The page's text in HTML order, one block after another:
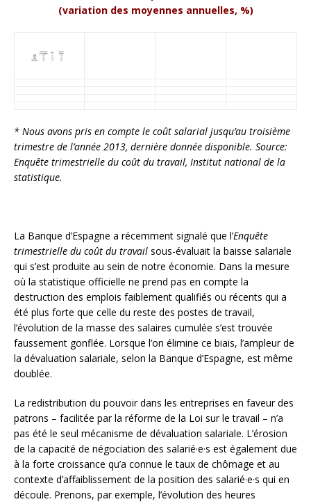
(variation des moyennes annuelles, %)
* Nous avons pris en compte le coût salarial jusqu’au troisième
trimestre de l’année 2013, dernière donnée disponible. Source:
Enquête trimestrielle du coût du travail, Institut national de la
statistique.
La Banque d’Espagne a récemment signalé que l’Enquête
trimestrielle du coût du travail sous-évaluait la baisse salariale
qui s’est produite au sein de notre économie. Dans la mesure
où la statistique officielle ne prend pas en compte la
destruction des emplois faiblement qualifiés ou récents qui a
été plus forte que celle du reste des postes de travail,
l’évolution de la masse des salaires cumulée s’est trouvée
faussement gonflée. Lorsque l’on élimine ce biais, l’ampleur de
la dévaluation salariale, selon la Banque d’Espagne, est même
doublée.
La redistribution du pouvoir dans les entreprises en faveur des
patrons – facilitée par la réforme de la Loi sur le travail – n’a
pas été le seul mécanisme de dévaluation salariale. L’érosion
de la capacité de négociation des salarié·e·s est également due
à la forte croissance qu’a connue le taux de chômage et au
contexte d’affaiblissement de la position des salarié·e·s qui en
découle. Prenons, par exemple, l’évolution des heures